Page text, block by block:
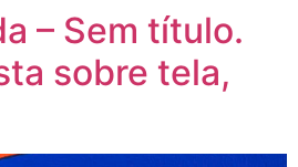
– Sem título.
sobre tela,